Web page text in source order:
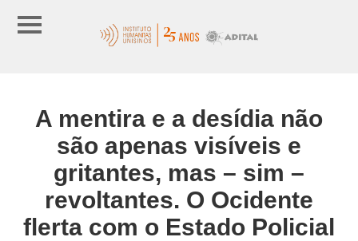
A mentira e a desídia não
são apenas visíveis e
gritantes, mas – sim –
revoltantes. O Ocidente
flerta com o Estado Policial